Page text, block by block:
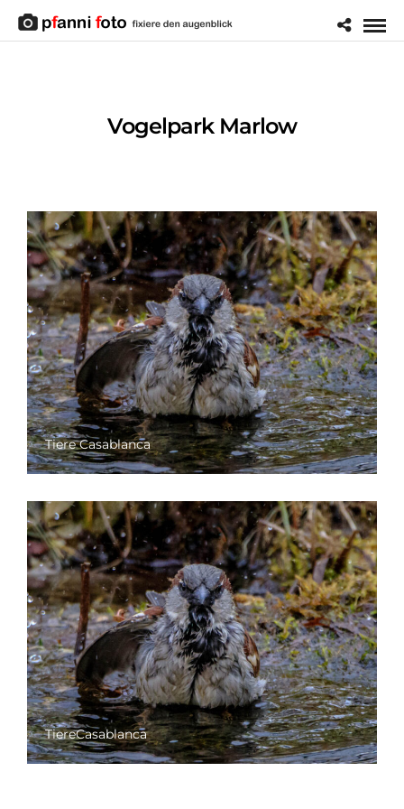
Vogelpark Marlow
Tiere Casablanca
TiereCasablanca